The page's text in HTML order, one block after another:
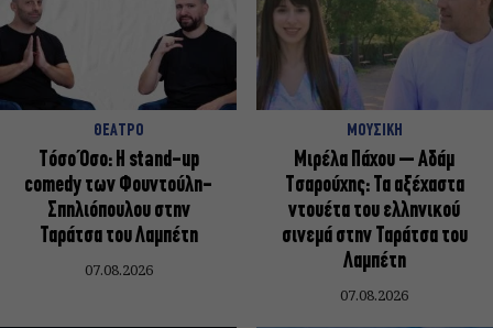
ΘΕΑΤΡΟ
Τόσο Όσο: Η stand-up
comedy των Φουντούλη-
Σπηλιόπουλου στην
Ταράτσα του Λαμπέτη
07.08.2026
ΜΟΥΣΙΚΗ
Μιρέλα Πάχου – Αδάμ
Τσαρούχης: Τα αξέχαστα
ντουέτα του ελληνικού
σινεμά στην Ταράτσα του
Λαμπέτη
07.08.2026